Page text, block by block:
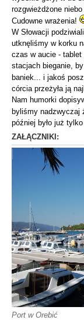
rozgwieżdżone
Cudowne wrażenia!
W Słowacji
utknęliśmy w korku
czas w aucie -
stacjach bieganie,
baniek... i jakoś
córcia przeżyła ją
Nam humorki
byliśmy nadzwyczaj
później było już
ZAŁĄCZNIKI:
Port w Orebić